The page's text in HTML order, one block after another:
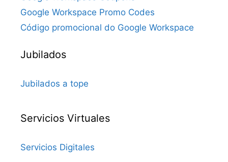
Google Workspace Promo Codes
Código promocional do Google Workspace
Jubilados
Jubilados a tope
Servicios Virtuales
Servicios Digitales